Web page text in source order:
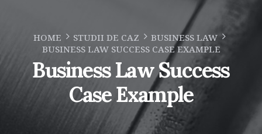
HOME STUDII DE CAZ
BUSINESS LAW
BUSINESS LAW SUCCESS CASE EXAMPLE
Business Law Success
Case Example